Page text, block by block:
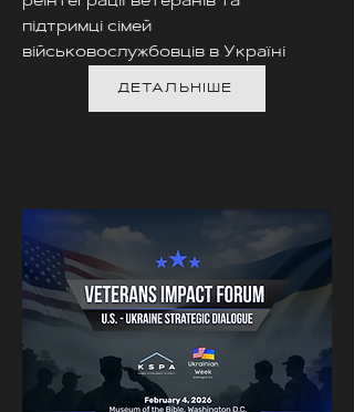
підтримці сімей
військовослужбовців в Україні
ДЕТАЛЬНІШЕ